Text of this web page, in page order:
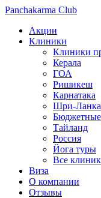
Panchakarma Club
Акции
Клиники
Клиники
Керала
ГОА
Ришикеш
Карнатака
Шри-Ланка
Тайланд
Россия
Йога туры
Все
Виза
О компании
Отзывы